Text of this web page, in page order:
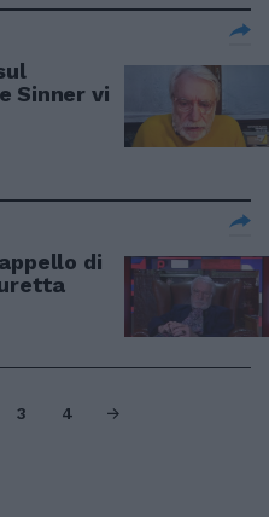
Sinner vi
di
3 4